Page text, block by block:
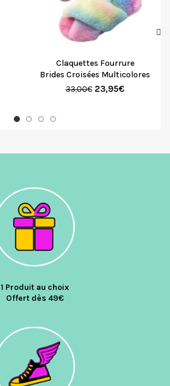
Claquettes Fourrure
Brides Croisées Multicolores
33,00€ 23,95€
1 Produit au choix
Offert dès 49€